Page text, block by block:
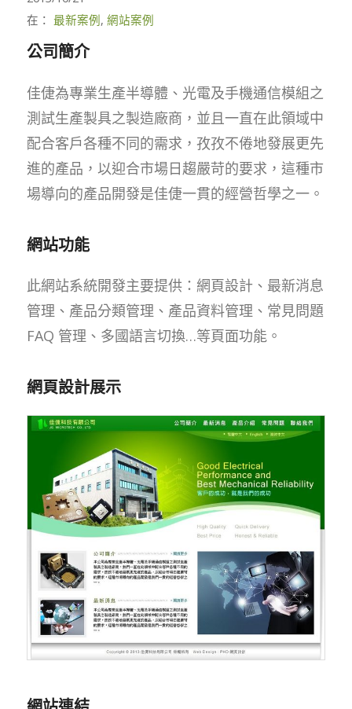
在： 最新案例, 網站案例
公司簡介
佳倢為專業生產半導體、光電及手機通信模組之
測試生產製具之製造廠商，並且一直在此領域中
配合客戶各種不同的需求，孜孜不倦地發展更先
進的產品，以迎合市場日趨嚴苛的要求，這種市
場導向的產品開發是佳倢一貫的經營哲學之一。
網站功能
此網站系統開發主要提供：網頁設計、最新消息
管理、產品分類管理、產品資料管理、常見問題
FAQ 管理、多國語言切換…等頁面功能。
網頁設計展示